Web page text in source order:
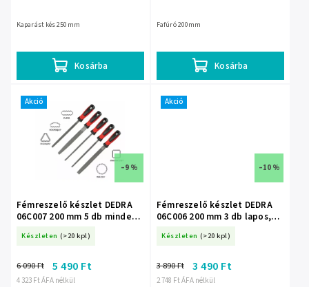
Kosárba
Kaparást kés 250mm
Kosárba
Fafúró 200mm
Akció
–9 %
Fémreszelő készlet DEDRA
06C007 200 mm 5 db minden
Készleten (>20 kpl)
4 323 Ft ÁFA nélkül
6 090 Ft 5 490 Ft
Akció
–10 %
Fémreszelő készlet DEDRA
06C006 200 mm 3 db lapos,
Készleten (>20 kpl)
2 748 Ft ÁFA nélkül
3 890 Ft 3 490 Ft